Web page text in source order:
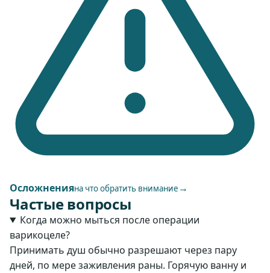
Осложненияна что обратить внимание →
Частые вопросы
Когда можно мыться после операции
варикоцеле?
Принимать душ обычно разрешают через пару
дней, по мере заживления раны. Горячую ванну и